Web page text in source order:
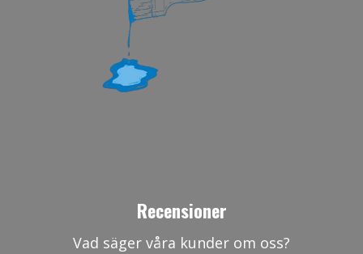
Recensioner
Vad säger våra kunder om oss?